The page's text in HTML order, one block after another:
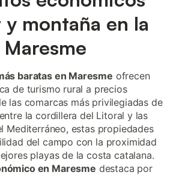
montaña en la
baratas en Maresme ofrecen
de turismo rural a precios
las comarcas más privilegiadas de
la cordillera del Litoral y las
Mediterráneo, estas propiedades
del campo con la proximidad
playas de la costa catalana.
en Maresme destaca por